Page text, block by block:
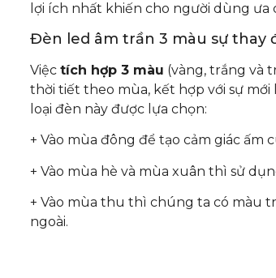
lợi ích nhất khiến cho người dùng ưa
Đèn led âm trần 3 màu sự thay
Việc tích hợp 3 màu (vàng, trắng và
thời tiết theo mùa, kết hợp với sự
loại đèn này được lựa chọn:
+ Vào mùa đông để tạo cảm giác ấm
+ Vào mùa hè và mùa xuân thì sử
+ Vào mùa thu thì chúng ta có màu
ngoài.